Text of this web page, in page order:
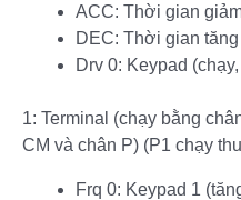
ACC: Thời gian
DEC: Thời gian
Drv 0: Keypad
1: Terminal (chạy bằng
CM và chân P) (P1 chạy
Frq 0: Keypad 1